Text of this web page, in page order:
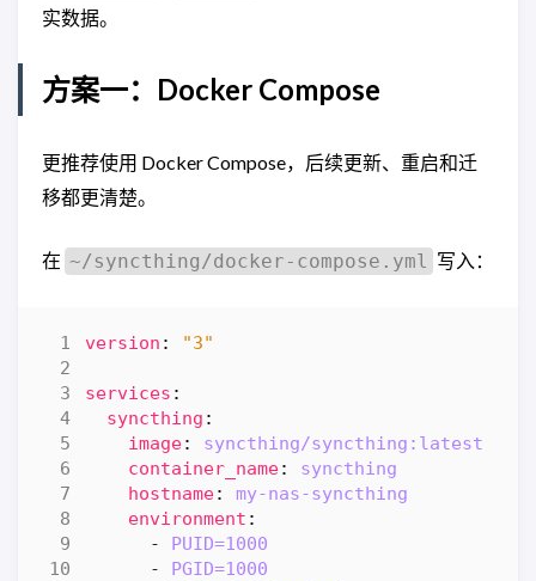
实数据。
方案一：Docker Compose
更推荐使用 Docker Compose，后续更新、重启和迁
移都更清楚。
在 ~/syncthing/docker-compose.yml 写入：
version : "3"
services :
syncthing :
image:
syncthing/syncthing:latest
container_name:
syncthing
hostname:
my-nas-syncthing
environment :
- PUID=1000
- PGID=1000